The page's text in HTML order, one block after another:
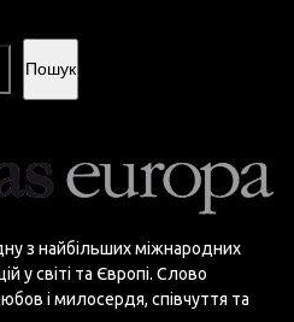
Пошук
з найбільших міжнародних
у світі та Європі. Слово
і милосердя, співчуття та